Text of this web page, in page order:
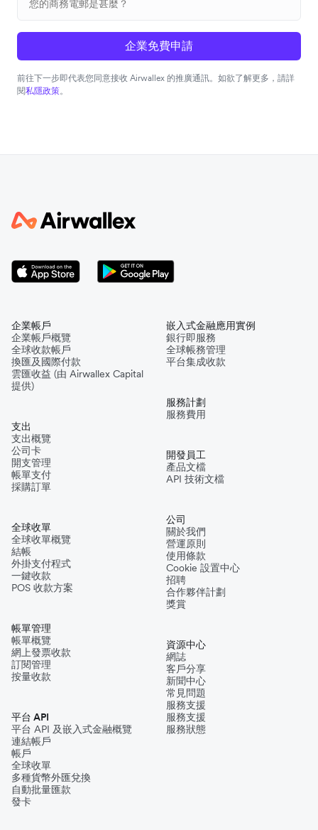
企業免費申請
前往下一步即代表您同意接收 Airwallex 的推廣通訊。如欲了解更多，請詳
閱私隱政策。
企業帳戶
企業帳戶概覽
全球收款帳戶
換匯及國際付款
雲匯收益 (由 Airwallex Capital
提供)
支出
支出概覽
公司卡
開支管理
帳單支付
採購訂單
全球收單
全球收單概覽
結帳
外掛支付程式
一鍵收款
POS 收款方案
帳單管理
帳單概覽
網上發票收款
訂閱管理
按量收款
平台 API
平台 API 及嵌入式金融概覽
連結帳戶
帳戶
全球收單
多種貨幣外匯兌換
自動批量匯款
發卡
嵌入式金融應用實例
銀行即服務
全球帳務管理
平台集成收款
服務計劃
服務費用
開發員工
產品文檔
API 技術文檔
公司
關於我們
營運原則
使用條款
Cookie 設置中心
招聘
合作夥伴計劃
獎賞
資源中心
網誌
客戶分享
新聞中心
常見問題
服務支援
服務支援
服務狀態